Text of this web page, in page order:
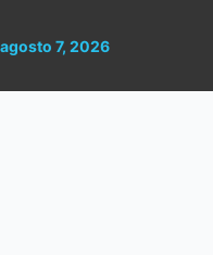
al
agosto 7, 2026